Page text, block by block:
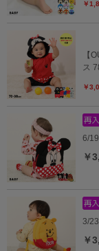
￥
【
ス
￥
6/
￥
3/
￥